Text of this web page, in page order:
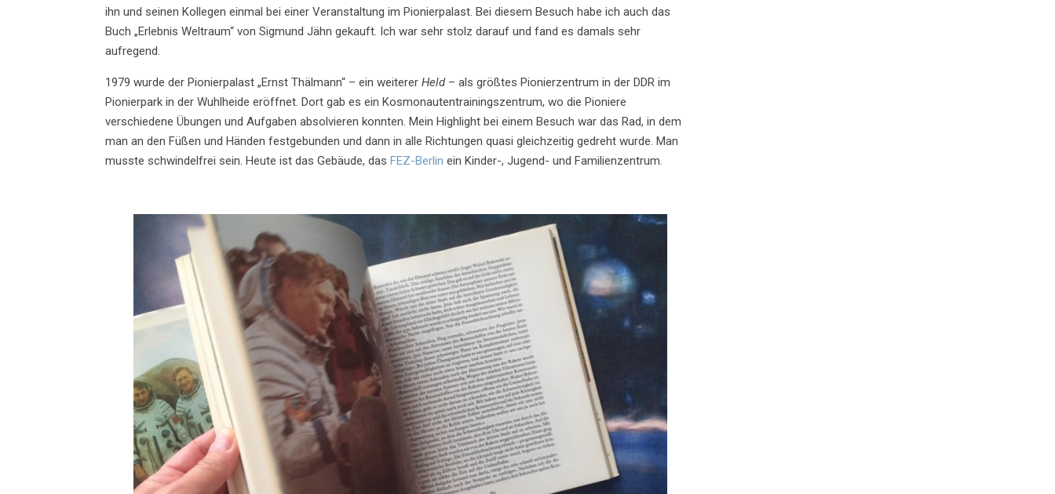
ihn und seinen Kollegen einmal bei einer Veranstaltung im Pionierpalast. Bei diesem Besuch habe ich auch das
Buch „Erlebnis Weltraum“ von Sigmund Jähn gekauft. Ich war sehr stolz darauf und fand es damals sehr
aufregend.
1979 wurde der Pionierpalast „Ernst Thälmann“ – ein weitererHeld– als größtes Pionierzentrum in der DDR im
Pionierpark in der Wuhlheide eröffnet. Dort gab es ein Kosmonautentrainingszentrum, wo die Pioniere
verschiedene Übungen und Aufgaben absolvieren konnten. Mein Highlight bei einem Besuch war das Rad, in dem
man an den Füßen und Händen festgebunden und dann in alle Richtungen quasi gleichzeitig gedreht wurde. Man
musste schwindelfrei sein. Heute ist das Gebäude, dasFEZ-Berlin ein Kinder-, Jugend- und Familienzentrum.